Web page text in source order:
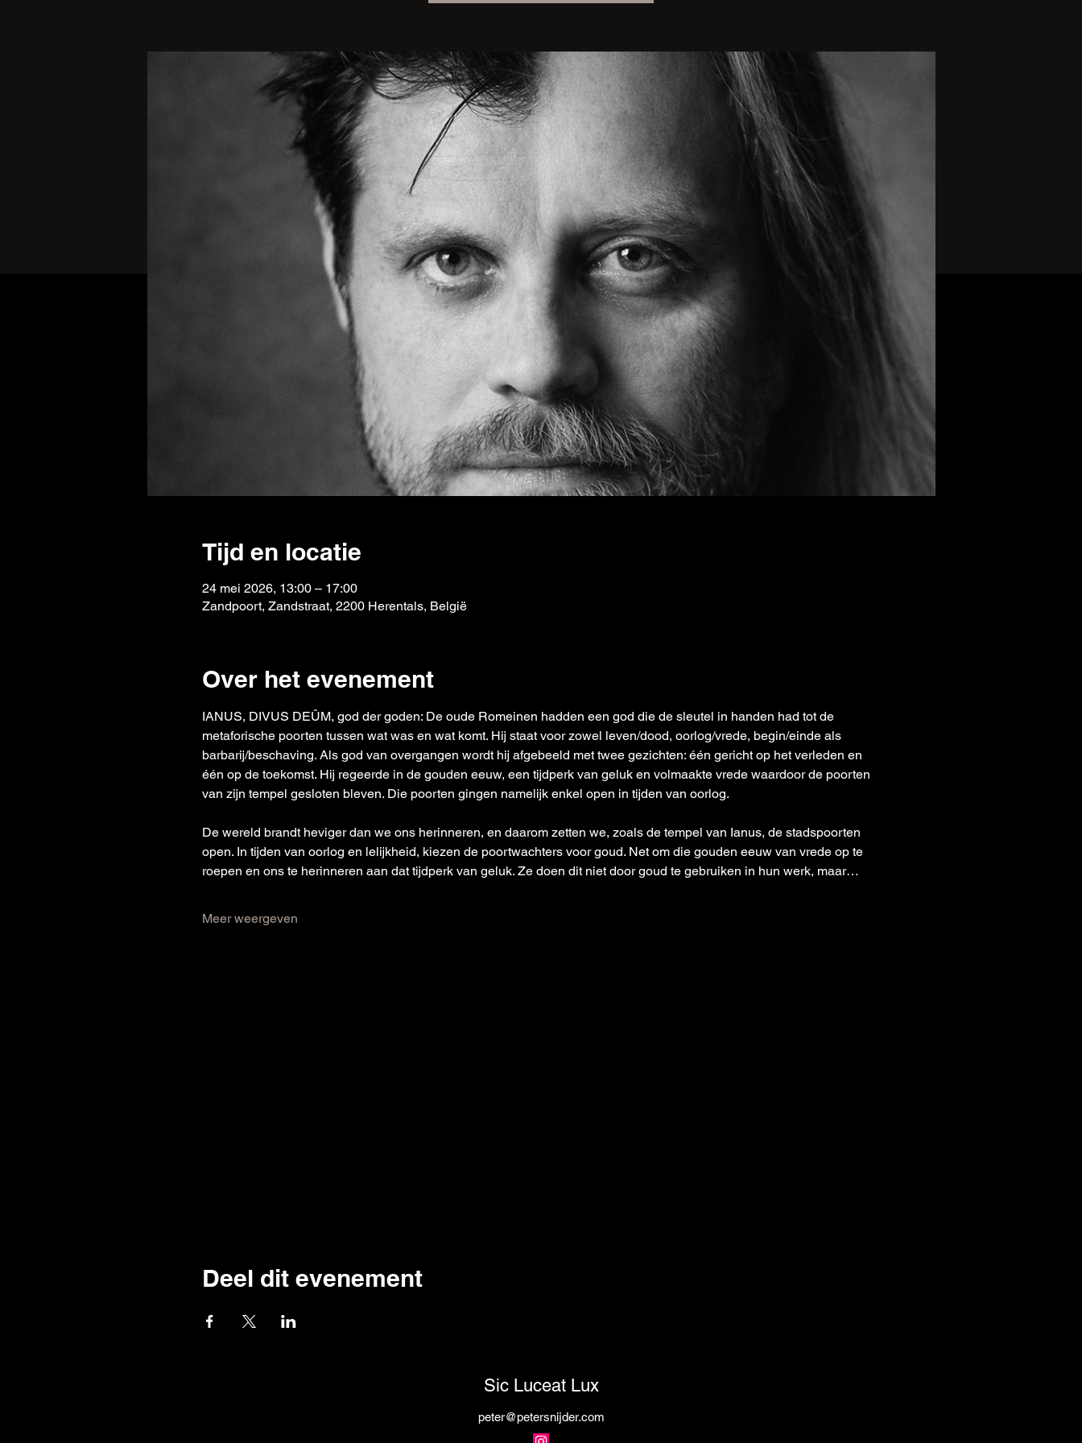
Tijd en locatie
24 mei 2026, 13:00 – 17:00
Zandpoort, Zandstraat, 2200 Herentals, België
Over het evenement
IANUS, DIVUS DEÛM, god der goden: De oude Romeinen hadden een god die de sleutel in handen had tot de
metaforische poorten tussen wat was en wat komt. Hij staat voor zowel leven/dood, oorlog/vrede, begin/einde als
barbarij/beschaving. Als god van overgangen wordt hij afgebeeld met twee gezichten: één gericht op het verleden en
één op de toekomst. Hij regeerde in de gouden eeuw, een tijdperk van geluk en volmaakte vrede waardoor de poorten
van zijn tempel gesloten bleven. Die poorten gingen namelijk enkel open in tijden van oorlog.
De wereld brandt heviger dan we ons herinneren, en daarom zetten we, zoals de tempel van Ianus, de stadspoorten
open. In tijden van oorlog en lelijkheid, kiezen de poortwachters voor goud. Net om die gouden eeuw van vrede op te
roepen en ons te herinneren aan dat tijdperk van geluk. Ze doen dit niet door goud te gebruiken in hun werk, maar…
Meer weergeven
Deel dit evenement
Sic Luceat Lux
peter@petersnijder.com